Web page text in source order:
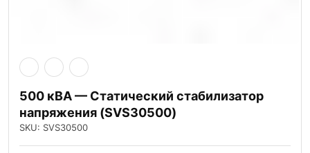
500 кВА — Статический стабилизатор
напряжения (SVS30500)
SKU: SVS30500